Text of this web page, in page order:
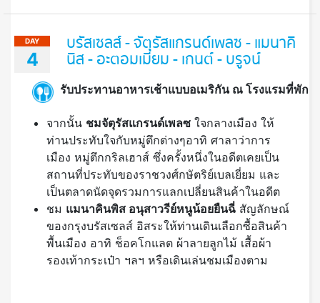
จากนั้น ชมจัตุรัสแกรนด์เพลซใจกลางเมือง ให้
ท่านประทับใจกับหมู่ตึกต่างๆอาทิ ศาลาว่าการ
เมือง หมู่ตึกกริลเฮาส์ ซึ่งครั้งหนึ่งในอดีตเคยเป็น
สถานที่ประทับของราชวงศ์กษัตริย์เบลเยี่ยม และ
เป็นตลาดนัดจุดรวมการแลกเปลี่ยนสินค้าในอดีต
ชมแมนาคินพิส อนุสาวรีย์หนูน้อยยืนฉี่สัญลักษณ์
ของกรุงบรัสเซลส์ อิสระให้ท่านเดินเลือกซื้อสินค้า
พื้นเมือง อาทิ ช็อคโกแลต ผ้าลายลูกไม้ เสื้อผ้า
รองเท้ากระเป๋า ฯลฯ หรือเดินเล่นชมเมืองตาม
อัธยาศัย